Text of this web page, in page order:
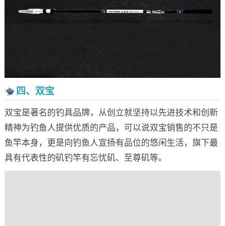
四、双宝
双宝是著名的钓具品牌，从创立就坚持以先进技术和创新
精神为钓鱼人提供优质的产品，可以说双宝销售的不只是
鱼竿本身，更是向钓鱼人宣扬有品位的悠闲生活，旗下最
具有代表性的矶钓竿有忘忧矶、至尊矶等。